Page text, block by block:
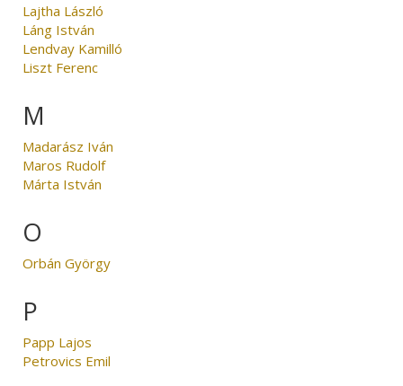
Lajtha László
Láng István
Lendvay Kamilló
Liszt Ferenc
M
Madarász Iván
Maros Rudolf
Márta István
O
Orbán György
P
Papp Lajos
Petrovics Emil